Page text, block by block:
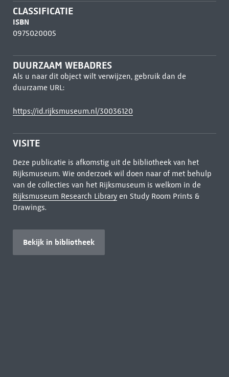
CLASSIFICATIE
ISBN
0975020005
DUURZAAM WEBADRES
Als u naar dit object wilt verwijzen, gebruik dan de
duurzame URL:
https://id.rijksmuseum.nl/30036120
VISITE
Deze publicatie is afkomstig uit de bibliotheek van het
Rijksmuseum. Wie onderzoek wil doen naar of met behulp
van de collecties van het Rijksmuseum is welkom in de
Rijksmuseum Research Libraryen Study Room Prints &
Drawings.
Bekijk in bibliotheek